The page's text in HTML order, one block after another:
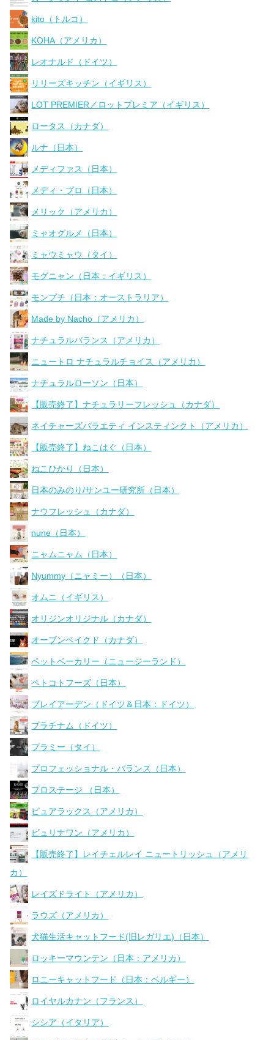
kito（トルコ）
KOHA（アメリカ）
レオナルド（ドイツ）
リリーズキッチン（イギリス）
LOT PREMIER／ロットプレミア（イギリス）
ロータス（カナダ）
ルナ（日本）
メディファス（日本）
メディ・プロ（日本）
メリック（アメリカ）
ミャオグルメ（日本）
ミャウミャウ（タイ）
モグニャン（日本：イギリス）
モンプチ（日本：オーストラリア）
Made by Nacho（アメリカ）
ナチュラルバランス（アメリカ）
ニュートロ ナチュラルチョイス（アメリカ）
ナチュラルローソン（日本）
【販売終了】ナチュラリーフレッシュ（カナダ）
ネイチャーズバラエティ インスティンクト（アメリカ）
【販売終了】ねこはぐ（日本）
ねこひかり（日本）
日本のみのり/サンユー研究所（日本）
ナウフレッシュ（カナダ）
nune（日本）
ニャムニャム（日本）
Nyummy（ニャミー）（日本）
オムニ（イギリス）
オリジンオリジナル（カナダ）
オーブンベイクド（カナダ）
ペットベーカリー（ニュージーランド）
ペトコトフーズ（日本）
プレイアーデン（ドイツ＆日本：ドイツ）
プラチナム（ドイツ）
プラミー（タイ）
プロフェッショナル・バランス（日本）
プロステージ （日本）
ピュアラックス（アメリカ）
ピュリナワン（アメリカ）
【販売終了】レイチェルレイ ニュートリッシュ（アメリ
カ）
レイズドライト（アメリカ）
ラウズ（アメリカ）
犬猫生活キャットフード(旧レガリエ)（日本）
ロッキーマウンテン（日本：アメリカ）
ロニーキャットフード（日本：ベルギー）
ロイヤルカナン（フランス）
シシア（イタリア）